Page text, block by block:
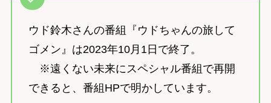
ウド鈴木さんの番組『ウドちゃんの旅して
ゴメン』は2023年10月1日で終了。
※遠くない未来にスペシャル番組で再開
できると、番組HPで明かしています。